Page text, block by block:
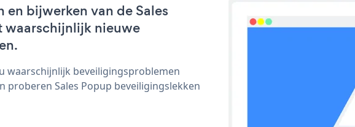
en bijwerken van de Sales
waarschijnlijk nieuwe
waarschijnlijk beveiligingsproblemen
proberen Sales Popup beveiligingslekken